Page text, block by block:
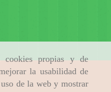
propias y de
la usabilidad de
de la web y mostrar